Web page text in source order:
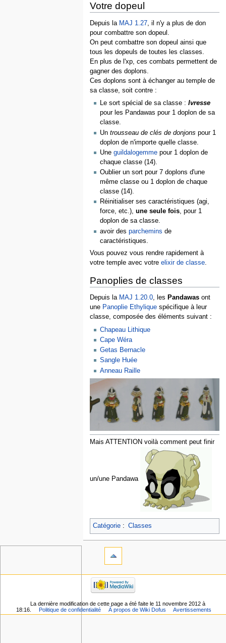
Votre dopeul
Depuis la MAJ 1.27, il n'y a plus de don
pour combattre son dopeul.
On peut combattre son dopeul ainsi que
tous les dopeuls de toutes les classes.
En plus de l'xp, ces combats permettent de
gagner des doplons.
Ces doplons sont à échanger au temple de
sa classe, soit contre :
Le sort spécial de sa classe :Ivresse
pour les Pandawas pour 1 doplon de sa
classe.
Untrousseau de clés de donjons pour 1
doplon de n'importe quelle classe.
Uneguildalogemme pour 1 doplon de
chaque classe (14).
Oublier un sort pour 7 doplons d'une
même classe ou 1 doplon de chaque
classe (14).
Réinitialiser ses caractéristiques (agi,
force, etc.),une seule fois, pour 1
doplon de sa classe.
avoir desparchemins de
caractéristiques.
Vous pouvez vous rendre rapidement à
votre temple avec votre elixir de classe.
Panoplies de classes
Depuis la MAJ 1.20.0, les Pandawasont
une Panoplie Ethyliquespécifique à leur
classe, composée des éléments suivant :
Chapeau Lithique
Cape Wéra
Getas Bernacle
Sangle Huée
Anneau Raille
Mais ATTENTION voilà comment peut finir
un/une Pandawa
Catégorie: Classes
La dernière modification de cette page a été faite le 11 novembre 2012 à
18:16.
Politique de confidentialité À propos de Wiki Dofus Avertissements